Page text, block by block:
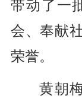
带动了一
会、奉献
荣誉。
黄朝